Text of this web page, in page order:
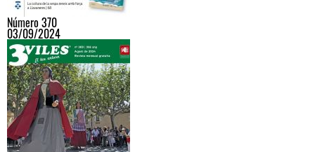
Número 370
03/09/2024